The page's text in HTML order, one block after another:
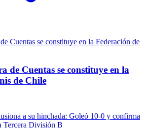
de Cuentas se constituye en la
de Chile